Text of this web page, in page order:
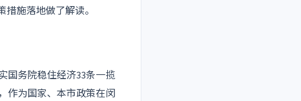
施落地做了解读。
国务院稳住经济33条一揽
作为国家、本市政策在闵